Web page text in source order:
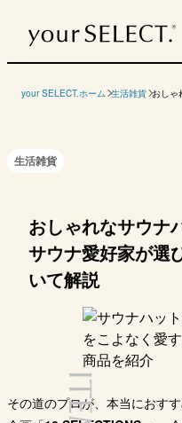
your SELECT.ホーム 生活雑貨 おしゃ
生活雑貨
おしゃれなサウナ
サウナ愛好家が選
いて解説
その道のプロが、本当におす
サウナハット
サ
3790円
タオル生地 タ
カラー
ネイビー、ベージ
ュ、ダークブラウン
ピ